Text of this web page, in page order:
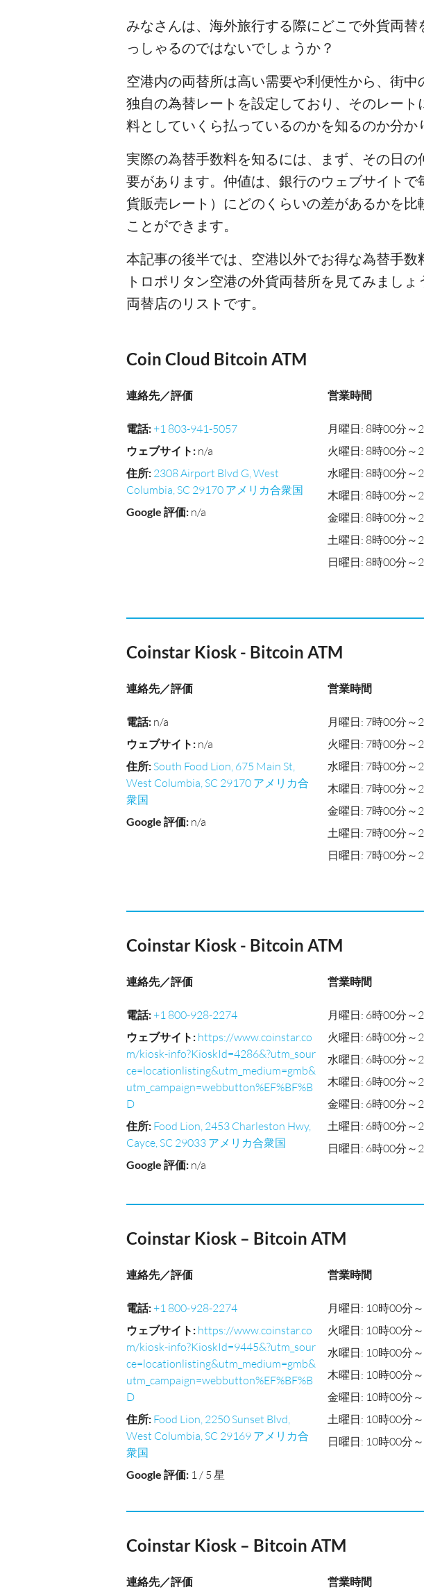
みなさんは、海外旅行する際にどこで外貨両
っしゃるのではないでしょうか？
空港内の両替所は高い需要や利便性から、街
独自の為替レートを設定しており、そのレー
料としていくら払っているのかを知るのか分か
実際の為替手数料を知るには、まず、その日の
要があります。仲値は、銀行のウェブサイト
貨販売レート）にどのくらいの差があるかを
ことができます。
本記事の後半では、空港以外でお得な為替手
トロポリタン空港の外貨両替所を見てみまし
両替店のリストです。
Coin Cloud Bitcoin ATM
連絡先／評価
電話:+1 803-941-5057
ウェブサイト : n/a
住所: 2308 Airport Blvd G, West
Columbia, SC 29170 アメリカ合衆国
Google 評価: n/a
営業時間
月曜日: 8時00分～
火曜日: 8時00分～
水曜日: 8時00分～
木曜日: 8時00分～
金曜日: 8時00分～
土曜日: 8時00分～
日曜日: 8時00分～
Coinstar Kiosk - Bitcoin ATM
連絡先／評価
電話: n/a
ウェブサイト : n/a
住所: South Food Lion, 675 Main St,
West Columbia, SC 29170 アメリカ合
衆国
Google 評価: n/a
営業時間
月曜日: 7時00分～
火曜日: 7時00分～
水曜日: 7時00分～
木曜日: 7時00分～
金曜日: 7時00分～
土曜日: 7時00分～
日曜日: 7時00分～
Coinstar Kiosk - Bitcoin ATM
連絡先／評価
電話:+1 800-928-2274
ウェブサイト : https://www.coinstar.co
m/kiosk-info?KioskId=4286&?utm_sour
ce=locationlisting&utm_medium=gmb&
utm_campaign=webbutton%EF%BF%B
D
住所: Food Lion, 2453 Charleston Hwy,
Cayce, SC 29033 アメリカ合衆国
Google 評価: n/a
営業時間
月曜日: 6時00分～
火曜日: 6時00分～
水曜日: 6時00分～
木曜日: 6時00分～
金曜日: 6時00分～
土曜日: 6時00分～
日曜日: 6時00分～
Coinstar Kiosk – Bitcoin ATM
連絡先／評価
電話:+1 800-928-2274
ウェブサイト : https://www.coinstar.co
m/kiosk-info?KioskId=9445&?utm_sour
ce=locationlisting&utm_medium=gmb&
utm_campaign=webbutton%EF%BF%B
D
住所: Food Lion, 2250 Sunset Blvd,
West Columbia, SC 29169 アメリカ合
衆国
Google 評価: 1 / 5 星
営業時間
月曜日: 10時00分
火曜日: 10時00分
水曜日: 10時00分
木曜日: 10時00分
金曜日: 10時00分
土曜日: 10時00分
日曜日: 10時00分
Coinstar Kiosk – Bitcoin ATM
連絡先／評価 営業時間